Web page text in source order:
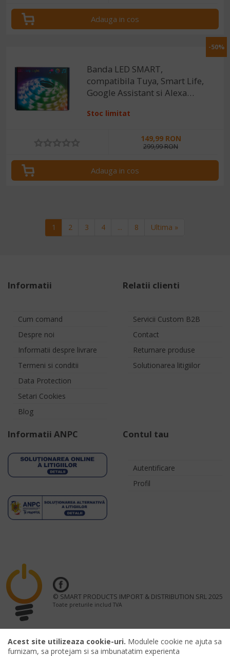
Adauga in cos
-50%
Banda LED SMART,
compatibila Tuya, Smart Life,
Google Assistant si Alexa
Stoc limitat
149,99 RON
299,99 RON
Adauga in cos
Pagina curenta
1 Pagina
2 Pagina
3 Pagina
4 ... Pagina
8 Ultima pagina
Ultima »
Informatii
Cum comand
Despre noi
Informatii despre livrare
Termeni si conditii
Data Protection
Setari Cookies
Blog
Relatii clienti
Servicii Custom B2B
Contact
Returnare produse
Solutionarea litigiilor
Informatii ANPC Contul tau
Autentificare
Profil
© SMART PRODUCTS IMPORT & DISTRIBUTION SRL 2025
Toate preturile includ TVA
Acest site utilizeaza cookie-uri. Modulele cookie ne ajuta sa
furnizam, sa protejam si sa imbunatatim experienta